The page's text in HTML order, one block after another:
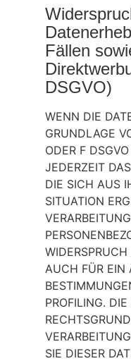
Fällen
DSGVO)
WENN DIE
GRUNDLAGE
ODER F
JEDERZEIT
DIE SICH AUS
SITUATION
AUCH FÜR EIN
PROFILING.
SIE DIESER